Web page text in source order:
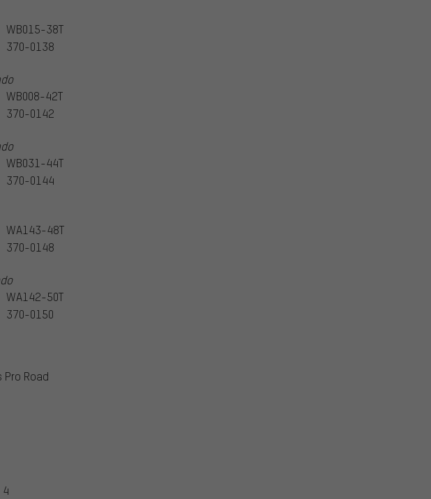
WB015-38T
370-0138
WB008-42T
370-0142
WB031-44T
370-0144
WA143-48T
370-0148
WA142-50T
370-0150
Pro Road